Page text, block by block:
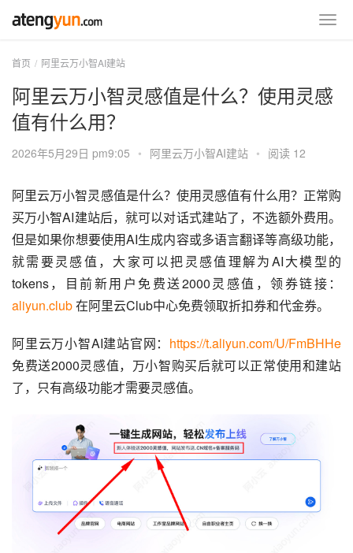
首页 阿里云万小智AI建站
阿里云万小智灵感值是什么？使用灵感
值有什么用？
2026年5月29日 pm9:05 • 阿里云万小智AI建站 • 阅读 12
阿里云万小智灵感值是什么？使用灵感值有什么用？正常购
买万小智AI建站后，就可以对话式建站了，不选额外费用。
但是如果你想要使用AI生成内容或多语言翻译等高级功能，
就需要灵感值，大家可以把灵感值理解为AI大模型的
tokens，目前新用户免费送2000灵感值，领券链接：
aliyun.club 在阿里云Club中心免费领取折扣券和代金券。
阿里云万小智AI建站官网： https://t.aliyun.com/U/FmBHHe
免费送2000灵感值，万小智购买后就可以正常使用和建站
了，只有高级功能才需要灵感值。